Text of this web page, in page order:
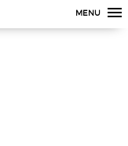
MENU